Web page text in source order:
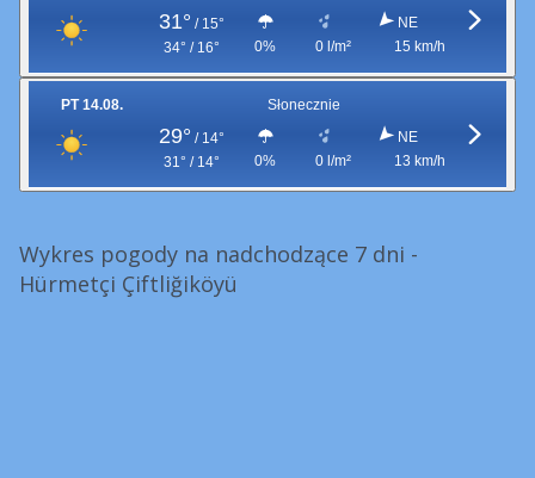
31° / 15°
34° / 16°
0% 0 l/m²
NE
15 km/h
PT 14.08. Słonecznie
29° / 14°
31° / 14°
0% 0 l/m²
NE
13 km/h
Wykres pogody na nadchodzące 7 dni -
Hürmetçi Çiftliğiköyü